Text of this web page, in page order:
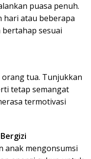
puasa penuh.
hari atau beberapa
sesuai
tua. Tunjukkan
tetap semangat
termotivasi
anak mengonsumsi